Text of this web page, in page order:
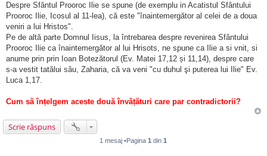
s
a
n
e
t
t
Despre Sfântul Prooroc Ilie se spune (de exemplu in Acatistul Sfântului
Prooroc Ilie, Icosul al 11-lea), că este "înaintemergător al celei de a doua
veniri a lui Hristos".
Pe de altă parte Domnul Iisus, la întrebarea despre revenirea Sfântului
Prooroc Ilie ca înaintemergător al lui Hrisots, ne spune ca Ilie a si vnit, si
anume prin prin Ioan Botezătorul (Ev. Matei 17,12 și 11,14), despre care
s-a vestit tatălui sâu, Zaharia, că va veni "cu duhul şi puterea lui Ilie" Ev.
Luca 1,17.
Cum să înțelgem aceste două învățături care par contradictorii?
Scrie răspuns
1 mesaj •Pagina1 din1